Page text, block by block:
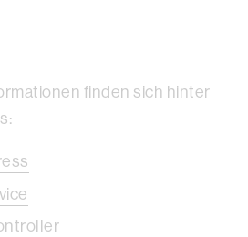
finden sich hinter